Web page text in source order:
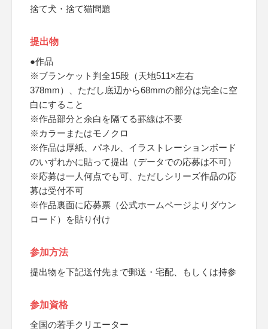
捨て犬・捨て猫問題
提出物
●作品
※ブランケット判全15段（天地511×左右
378mm）、ただし底辺から68mmの部分は完全に空
白にすること
※作品部分と余白を隔てる罫線は不要
※カラーまたはモノクロ
※作品は厚紙、パネル、イラストレーションボード
のいずれかに貼って提出（データでの応募は不可）
※応募は一人何点でも可、ただしシリーズ作品の応
募は受付不可
※作品裏面に応募票（公式ホームページよりダウン
ロード）を貼り付け
参加方法
提出物を下記送付先まで郵送・宅配、もしくは持参
参加資格
全国の若手クリエーター